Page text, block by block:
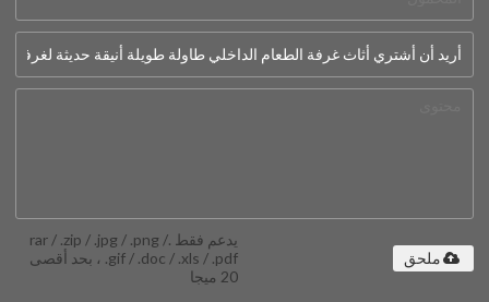
يدعم فقط .rar / .zip / .jpg / .png /
.gif / .doc / .xls / .pdf ، بحد أقصى
20 ميجا
ملحق